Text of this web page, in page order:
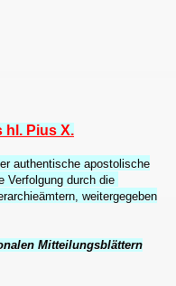
hl. Pius X.
authentische apostolische
Verfolgung durch die
weitergegeben
Mitteilungsblättern
protestantischen
(Das II. Römische